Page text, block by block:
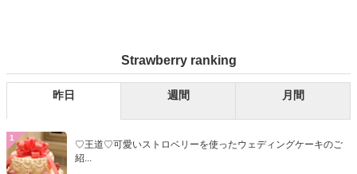
Strawberry ranking
昨日 週間 月間
1
♡王道♡可愛いストロベリーを使ったウェディングケーキのご
紹...